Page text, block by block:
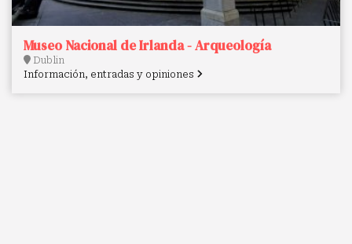
Museo Nacional de Irlanda - Arqueología
Dublin
Información, entradas y opiniones